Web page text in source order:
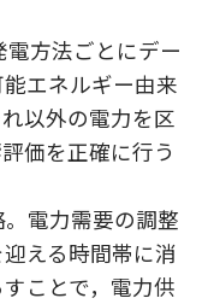
方法ごとにデー
エネルギー由来
以外の電力を区
価を正確に行う
電力需要の調整
える時間帯に消
ことで，電力供